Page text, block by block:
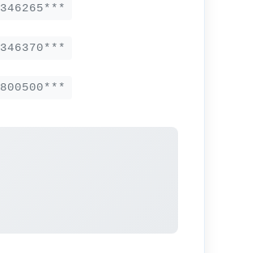
346265***
346370***
800500***